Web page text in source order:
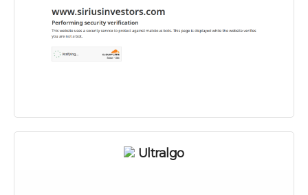
Ultralgo